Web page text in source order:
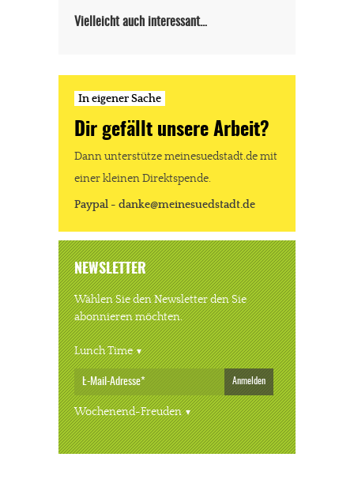
Dir gefällt unsere Arbeit?
Solltest Du unsere unabhängige Berichterstattung schätzen,
kannst Du uns mit einer kleinen Spende unterstützen.
Paypal - danke@meinesuedstadt.de
Vielleicht auch interessant…
In eigener Sache
Dir gefällt unsere Arbeit?
Dann unterstütze meinesuedstadt.de mit
einer kleinen Direktspende.
Paypal - danke@meinesuedstadt.de
NEWSLETTER
Wählen Sie den Newsletter den Sie
abonnieren möchten.
Lunch Time
Anmelden
Wochenend-Freuden